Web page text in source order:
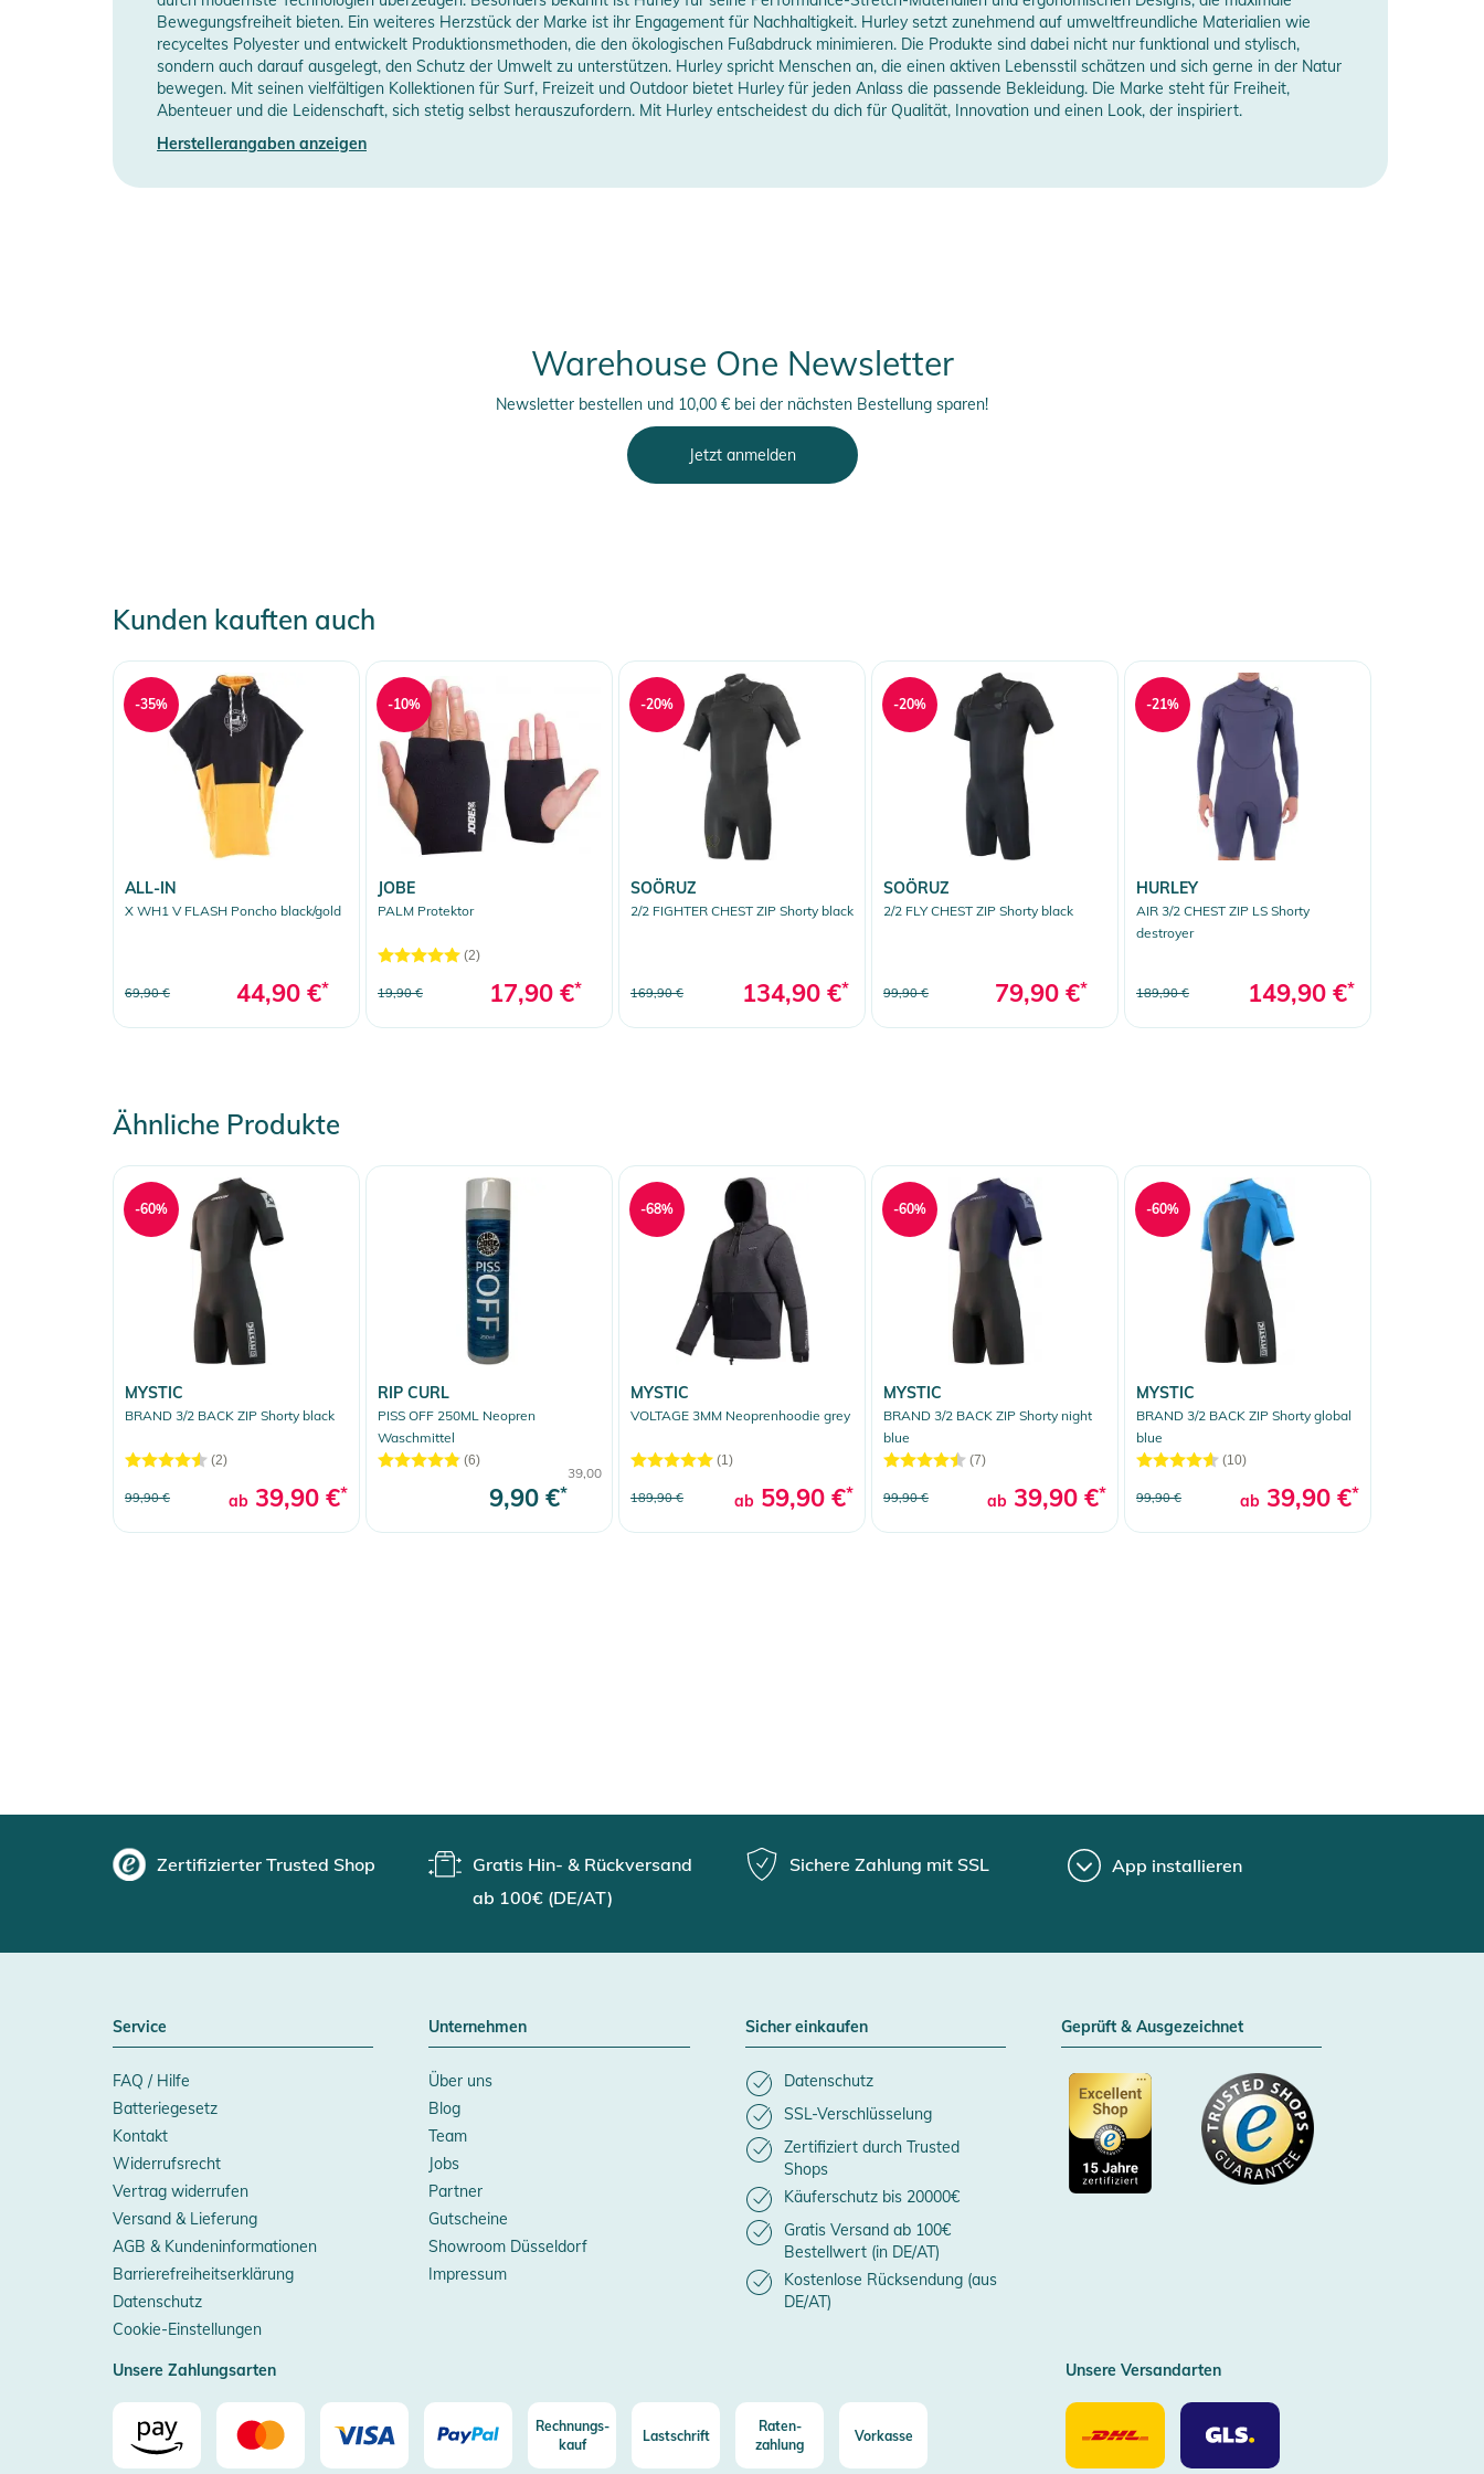
- Isolierende und schnell trocknende Innenseite: Das Xtend 2.0-Innenfutter sorgt für ein weicheres
Tragegefühl und eine schnellere Trocknung.
- Leistungsstarkes Design: Die Nähte sind so platziert, dass sie nicht stören und Sie sich frei bewegen
können.
- Schlüsseltasche auf der inneren Brustseite.
- Taping: Strategisch platzierte, doppelt abgeklebte und vernähte Tapings sorgen für zusätzliche
Neoprendicke 2 mm
Manufacturer Information Herstellerangaben anzeigen
Bewegungsfreiheit bieten. Ein weiteres Herzstück der Marke ist ihr Engagement für Nachhaltigkeit. Hurley setzt zunehmend auf umweltfreundliche Materialien wie
recyceltes Polyester und entwickelt Produktionsmethoden, die den ökologischen Fußabdruck minimieren. Die Produkte sind dabei nicht nur funktional und stylisch,
sondern auch darauf ausgelegt, den Schutz der Umwelt zu unterstützen. Hurley spricht Menschen an, die einen aktiven Lebensstil schätzen und sich gerne in der Natur
bewegen. Mit seinen vielfältigen Kollektionen für Surf, Freizeit und Outdoor bietet Hurley für jeden Anlass die passende Bekleidung. Die Marke steht für Freiheit,
Abenteuer und die Leidenschaft, sich stetig selbst herauszufordern. Mit Hurley entscheidest du dich für Qualität, Innovation und einen Look, der inspiriert.
Herstellerangaben anzeigen
Warehouse One Newsletter
Newsletter bestellen und 10,00 € bei der nächsten Bestellung sparen!
Jetzt anmelden
Kunden kauften auch
ALL-IN
X WH1 V FLASH Poncho black/gold
69,90 € 44,90 €*
-35%
JOBE
PALM Protektor
(2)
19,90 € 17,90 €*
-10%
SOÖRUZ
2/2 FIGHTER CHEST ZIP Shorty black
169,90 € 134,90 €*
-20%
SOÖRUZ
2/2 FLY CHEST ZIP Shorty black
99,90 € 79,90 €*
-20%
HURLEY
AIR 3/2 CHEST ZIP LS Shorty
destroyer
189,90 € 149,90 €*
-21%
Ähnliche Produkte
MYSTIC
BRAND 3/2 BACK ZIP Shorty black
(2)
99,90 € ab 39,90 €*
-60%
RIP CURL
PISS OFF 250ML Neopren
Waschmittel
(6)
39,00
9,90 €*
MYSTIC
VOLTAGE 3MM Neoprenhoodie grey
(1)
189,90 € ab 59,90 €*
-68%
MYSTIC
BRAND 3/2 BACK ZIP Shorty night
blue
(7)
99,90 € ab 39,90 €*
-60%
MYSTIC
BRAND 3/2 BACK ZIP Shorty global
blue
(10)
99,90 € ab 39,90 €*
-60%
Zertifizierter Trusted Shop
Gratis Hin- & Rückversand
ab 100€ (DE/AT)
Sichere Zahlung mit SSL App installieren
Service
FAQ / Hilfe
Batteriegesetz
Kontakt
Widerrufsrecht
Vertrag widerrufen
Versand & Lieferung
AGB & Kundeninformationen
Barrierefreiheitserklärung
Datenschutz
Cookie-Einstellungen
Unternehmen
Über uns
Blog
Team
Jobs
Partner
Gutscheine
Showroom Düsseldorf
Impressum
Sicher einkaufen
Datenschutz
SSL-Verschlüsselung
Zertifiziert durch Trusted
Shops
Käuferschutz bis 20000€
Gratis Versand ab 100€
Bestellwert (in DE/AT)
Kostenlose Rücksendung (aus
DE/AT)
Geprüft & Ausgezeichnet
Unsere Zahlungsarten
Rechnungs-
kauf
Lastschrift
Raten-
zahlung
Vorkasse
Unsere Versandarten
Unsere
Versandarten
DHL
Unsere
Versandarten
GLS